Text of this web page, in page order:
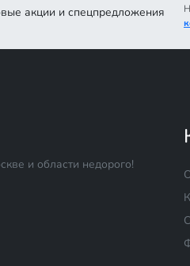
акции и спецпредложения
и области недорого!